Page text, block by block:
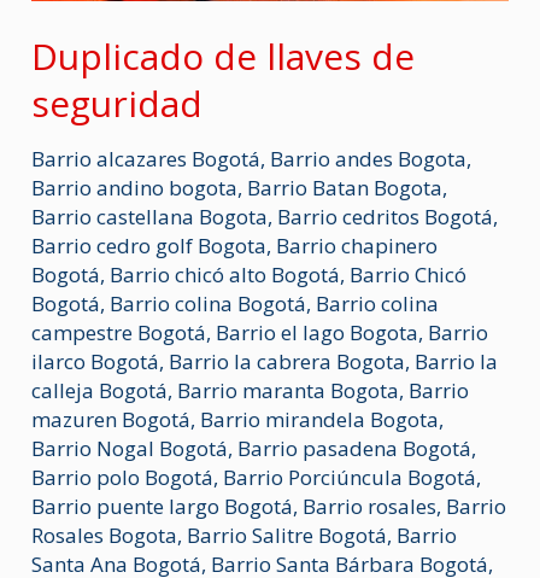
Duplicado de llaves de
seguridad
Barrio alcazares Bogotá, Barrio andes Bogota,
Barrio andino bogota, Barrio Batan Bogota,
Barrio castellana Bogota, Barrio cedritos Bogotá,
Barrio cedro golf Bogota, Barrio chapinero
Bogotá, Barrio chicó alto Bogotá, Barrio Chicó
Bogotá, Barrio colina Bogotá, Barrio colina
campestre Bogotá, Barrio el lago Bogota, Barrio
ilarco Bogotá, Barrio la cabrera Bogota, Barrio la
calleja Bogotá, Barrio maranta Bogota, Barrio
mazuren Bogotá, Barrio mirandela Bogota,
Barrio Nogal Bogotá, Barrio pasadena Bogotá,
Barrio polo Bogotá, Barrio Porciúncula Bogotá,
Barrio puente largo Bogotá, Barrio rosales, Barrio
Rosales Bogota, Barrio Salitre Bogotá, Barrio
Santa Ana Bogotá, Barrio Santa Bárbara Bogotá,